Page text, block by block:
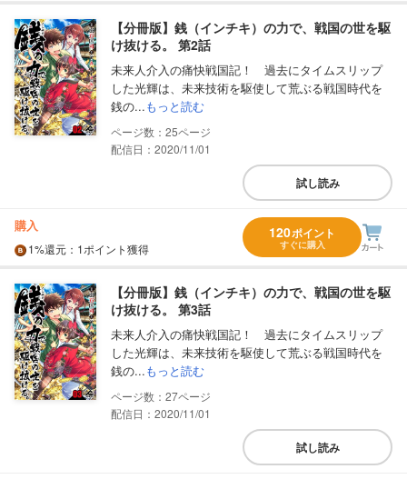
【分冊版】銭（インチキ）の力で、戦国の世を駆
け抜ける。 第2話
未来人介入の痛快戦国記！ 過去にタイムスリップ
した光輝は、未来技術を駆使して荒ぶる戦国時代を
銭の...もっと読む
25
配信日：2020/11/01
試し読み
購入
1%還元 ：1ポイント獲得
120ポイント
すぐに購入
【分冊版】銭（インチキ）の力で、戦国の世を駆
け抜ける。 第3話
未来人介入の痛快戦国記！ 過去にタイムスリップ
した光輝は、未来技術を駆使して荒ぶる戦国時代を
銭の...もっと読む
27
配信日：2020/11/01
試し読み